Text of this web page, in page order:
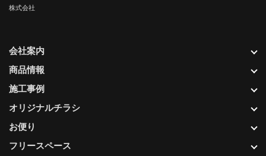
株式会社
会社案内
商品情報
施工事例
オリジナルチラシ
お便り
フリースペース